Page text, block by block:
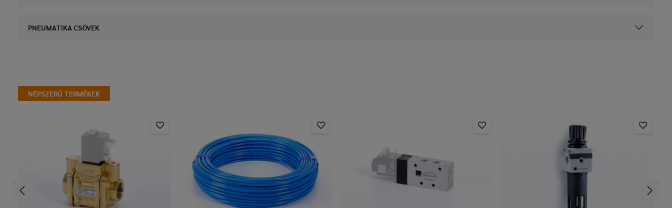
PNEUMATIKA CSÖVEK
NÉPSZERŰ TERMÉKEK